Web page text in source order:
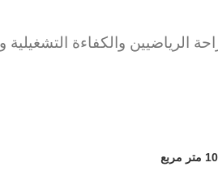
الرياضيين والكفاءة التشغيلية